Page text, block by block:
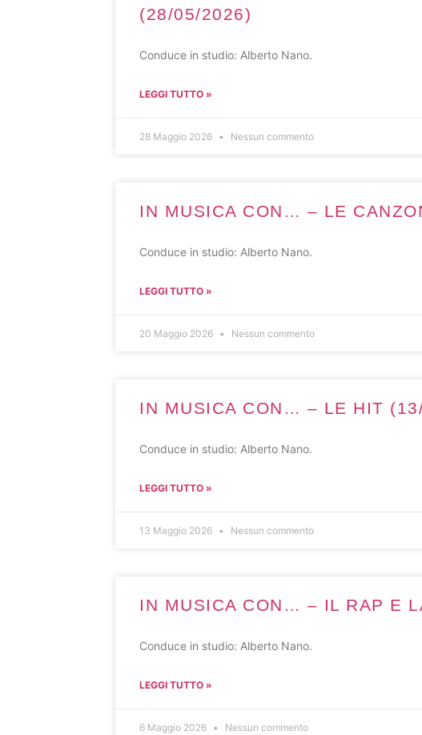
(28/05/2026)
Conduce in studio: Alberto Nano.
LEGGI TUTTO »
28 Maggio 2026 Nessun commento
IN MUSICA CON… – LE
Conduce in studio: Alberto Nano.
LEGGI TUTTO »
20 Maggio 2026 Nessun commento
IN MUSICA CON… – LE HIT
Conduce in studio: Alberto Nano.
LEGGI TUTTO »
13 Maggio 2026 Nessun commento
IN MUSICA CON… – IL RAP E
Conduce in studio: Alberto Nano.
LEGGI TUTTO »
6 Maggio 2026 Nessun commento